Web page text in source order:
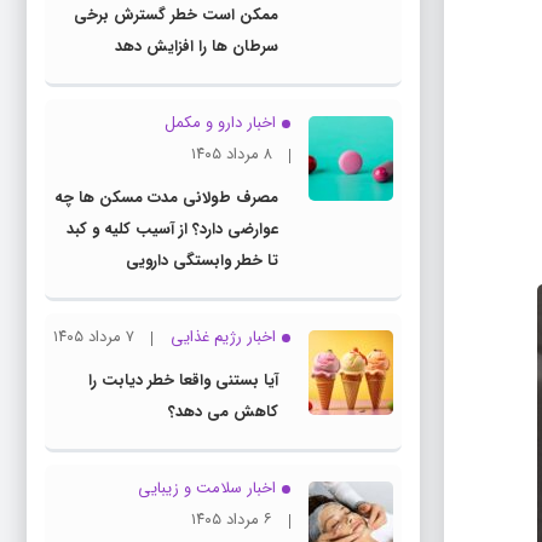
ممکن است خطر گسترش برخی
سرطان ها را افزایش دهد
اخبار دارو و مکمل
۸ مرداد ۱۴۰۵
مصرف طولانی مدت مسکن ها چه
عوارضی دارد؟ از آسیب کلیه و کبد
تا خطر وابستگی دارویی
اخبار رژیم غذایی
۷ مرداد ۱۴۰۵
آیا بستنی واقعا خطر دیابت را
کاهش می دهد؟
اخبار سلامت و زیبایی
۶ مرداد ۱۴۰۵